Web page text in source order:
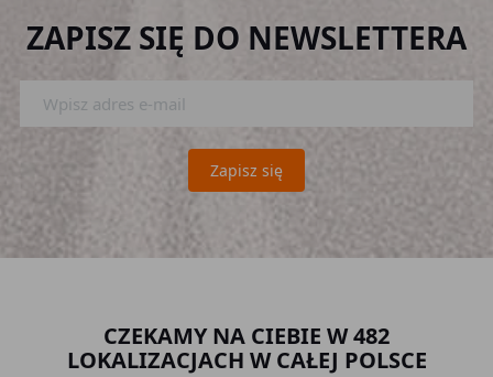
ZAPISZ SIĘ DO NEWSLETTERA
Zapisz się
CZEKAMY NA CIEBIE W 482
LOKALIZACJACH W CAŁEJ POLSCE